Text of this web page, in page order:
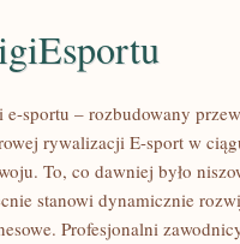
e-sportu – rozbudowany
rywalizacji E-sport w
To, co dawniej było
stanowi dynamicznie
Profesjonalni